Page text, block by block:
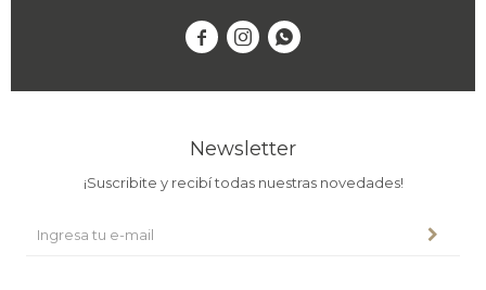
  
Newsletter
¡Suscribite y recibí todas nuestras novedades!